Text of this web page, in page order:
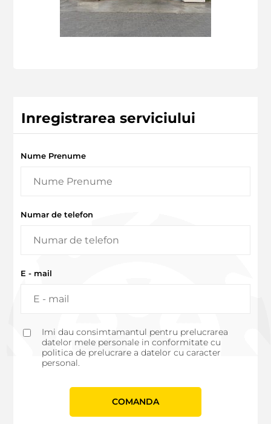
Inregistrarea serviciului
Nume Prenume
Numar de telefon
E - mail
Imi dau consimtamantul pentru prelucrarea
datelor mele personale in conformitate cu
politica de prelucrare a datelor cu caracter
personal.
СOMANDA